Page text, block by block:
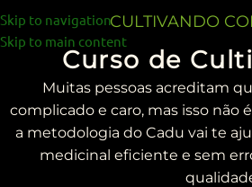
Skip to navigation
Skip to main content
CULTIVANDO
Curso de
Muitas pessoas acreditam
complicado e caro, mas isso não
a metodologia do Cadu vai te
medicinal eficiente e sem